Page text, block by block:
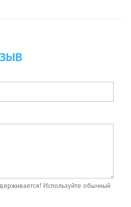
Используйте обычный